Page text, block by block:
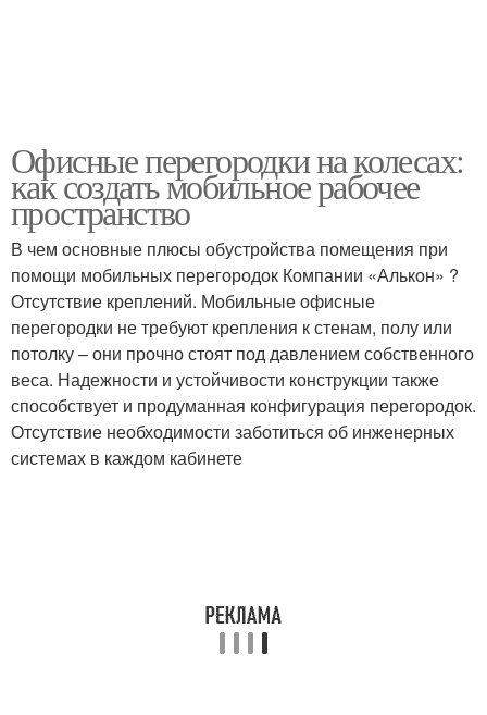
Офисные перегородки на колесах:
как создать мобильное рабочее
пространство
В чем основные плюсы обустройства помещения при
помощи мобильных перегородок Компании «Алькон» ?
Отсутствие креплений. Мобильные офисные
перегородки не требуют крепления к стенам, полу или
потолку – они прочно стоят под давлением собственного
веса. Надежности и устойчивости конструкции также
способствует и продуманная конфигурация перегородок.
Отсутствие необходимости заботиться об инженерных
системах в каждом кабинете